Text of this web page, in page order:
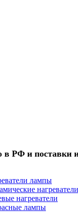
в РФ и поставки
лампы
нагреватели
нагреватели
лампы